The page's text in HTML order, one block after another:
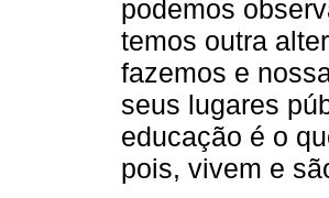
podemos
temos outra
fazemos e
seus lugares
educação é o
pois, vivem e